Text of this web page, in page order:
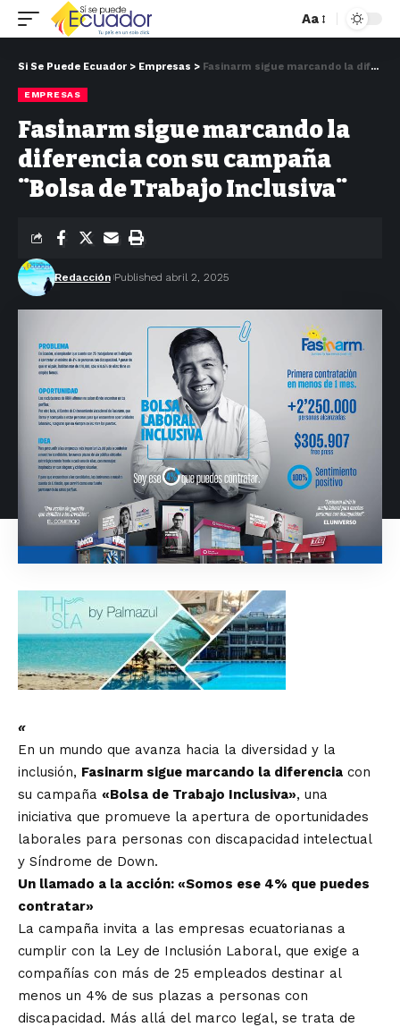
Aa
Si Se Puede Ecuador > Empresas > Fasinarm sigue marcando la diferencia con su campaña ¨Bolsa de Trabajo Inclusiva¨
EMPRESAS
Fasinarm sigue marcando la
diferencia con su campaña
¨Bolsa de Trabajo Inclusiva¨
Redacción Published abril 2, 2025
«
En un mundo que avanza hacia la diversidad y la
inclusión, Fasinarm sigue marcando la diferencia con
su campaña «Bolsa de Trabajo Inclusiva», una
iniciativa que promueve la apertura de oportunidades
laborales para personas con discapacidad intelectual
y Síndrome de Down.
Un llamado a la acción: «Somos ese 4% que puedes
contratar»
La campaña invita a las empresas ecuatorianas a
cumplir con la Ley de Inclusión Laboral, que exige a
compañías con más de 25 empleados destinar al
menos un 4% de sus plazas a personas con
discapacidad. Más allá del marco legal, se trata de